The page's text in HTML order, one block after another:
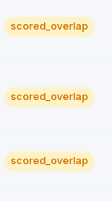
scored_overlap
scored_overlap
scored_overlap